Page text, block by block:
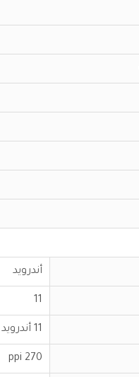
أندرويد
11
11 أندرويد
270 ppi